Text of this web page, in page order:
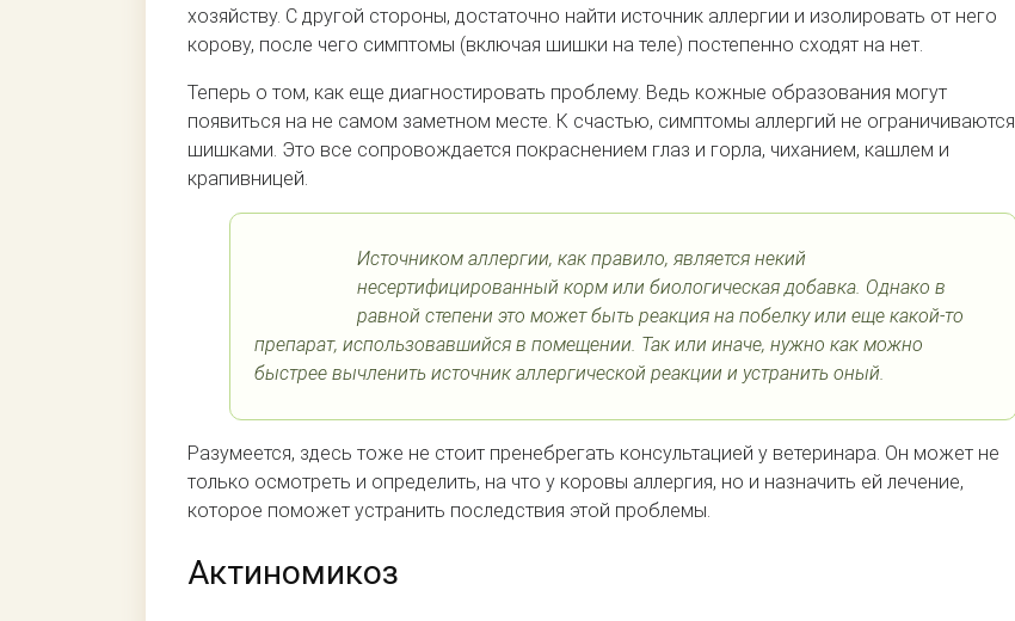
хозяйству. С другой стороны, достаточно найти источник аллергии и изолировать от него
корову, после чего симптомы (включая шишки на теле) постепенно сходят на нет.
Теперь о том, как еще диагностировать проблему. Ведь кожные образования могут
появиться на не самом заметном месте. К счастью, симптомы аллергий не ограничиваются
шишками. Это все сопровождается покраснением глаз и горла, чиханием, кашлем и
крапивницей.
Источником аллергии, как правило, является некий
несертифицированный корм или биологическая добавка. Однако в
равной степени это может быть реакция на побелку или еще какой-то
препарат, использовавшийся в помещении. Так или иначе, нужно как можно
быстрее вычленить источник аллергической реакции и устранить оный.
Разумеется, здесь тоже не стоит пренебрегать консультацией у ветеринара. Он может не
только осмотреть и определить, на что у коровы аллергия, но и назначить ей лечение,
которое поможет устранить последствия этой проблемы.
Актиномикоз